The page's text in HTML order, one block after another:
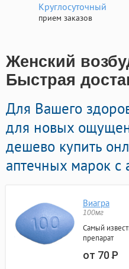
Круглосуточный
прием заказов
Женский
Быстрая
Для Вашего
для новых
дешево купить
аптечных марок с
Виагра
100мг
Самый
препарат
от 70Р